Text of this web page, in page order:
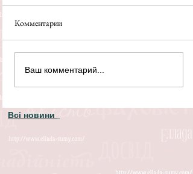
Комментарии
Ваш комментарий...
Всі новини